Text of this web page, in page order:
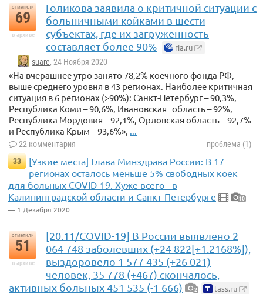
отметили
69
в архиве
Голикова заявила о критичной ситуации с
больничными койками в шести
субъектах, где их загруженность
составляет более 90%
ria.ru
suare, 24 Ноября 2020
«На вчерашнее утро занято 78,2% коечного фонда РФ,
выше среднего уровня в 43 регионах. Наиболее критичная
ситуация в 6 регионах (>90%): Санкт-Петербург – 90,3%,
Республика Коми – 90,6%, Ивановская область – 92%,
Республика Мордовия – 92,1%, Орловская область – 92,7%
и Республика Крым – 93,6%», ...
22 комментария
проблема (1)
33
[Узкие места] Глава Минздрава России: В 17
регионах осталось меньше 5% свободных коек
для больных COVID-19. Хуже всего - в
Калининградской области и Санкт-Петербурге
10
— 1 Декабря 2020
отметили
51
в архиве
[20.11/COVID-19] В России выявлено 2
064 748 заболевших (+24 822[+1.2168%]),
выздоровело 1 577 435 (+26 021)
человек, 35 778 (+467) скончалось,
активных больных 451 535 (-1 666)
2 tass.ru